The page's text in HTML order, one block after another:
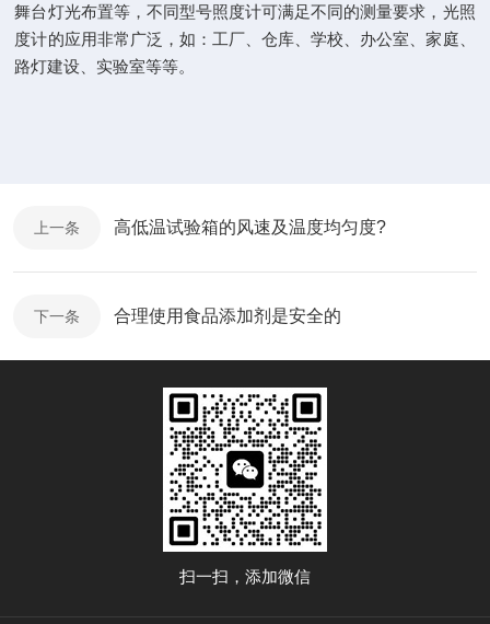
舞台灯光布置等，不同型号照度计可满足不同的测量要求，光照
度计的应用非常广泛，如：工厂、仓库、学校、办公室、家庭、
路灯建设、实验室等等。
上一条 高低温试验箱的风速及温度均匀度?
下一条 合理使用食品添加剂是安全的
扫一扫，添加微信